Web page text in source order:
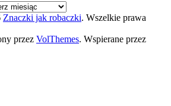
Znaczki jak robaczki. Wszelkie prawa
przez VolThemes. Wspierane przez